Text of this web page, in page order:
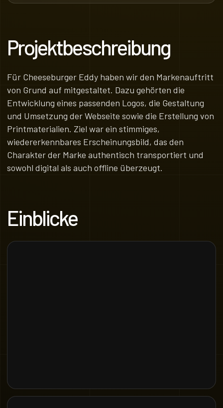
Projektbeschreibung
Für Cheeseburger Eddy haben wir den Markenauftritt
von Grund auf mitgestaltet. Dazu gehörten die
Entwicklung eines passenden Logos, die Gestaltung
und Umsetzung der Webseite sowie die Erstellung von
Printmaterialien. Ziel war ein stimmiges,
wiedererkennbares Erscheinungsbild, das den
Charakter der Marke authentisch transportiert und
sowohl digital als auch offline überzeugt.
Einblicke